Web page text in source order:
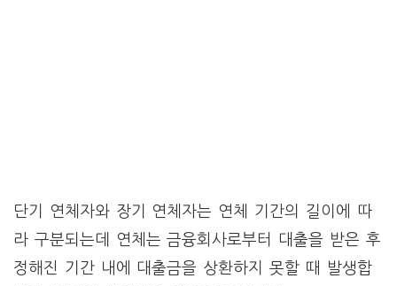
단기 연체자와 장기 연체자는 연체 기간의 길이에 따
라 구분되는데 연체는 금융회사로부터 대출을 받은 후
정해진 기간 내에 대출금을 상환하지 못할 때 발생합